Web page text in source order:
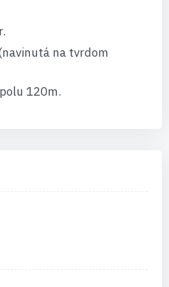
na tvrdom
120m.